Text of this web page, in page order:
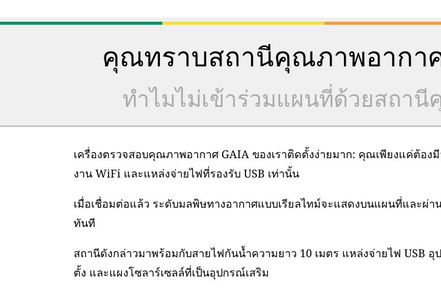
คุณทราบสถานีคุณภาพอากา
ทำไมไม่เข้าร่วมแผนที่ด้วยสถา
เครื่องตรวจสอบคุณภาพอากาศ GAIA ของเราติดตั้งง่ายมาก: คุณเพียงแค่ต้อง
งาน WiFi และแหล่งจ่ายไฟที่รองรับ USB เท่านั้น
เมื่อเชื่อมต่อแล้ว ระดับมลพิษทางอากาศแบบเรียลไทม์จะแสดงบนแผนที่และผ่า
ทันที
สถานีดังกล่าวมาพร้อมกับสายไฟกันน้ำความยาว 10 เมตร แหล่งจ่ายไฟ USB
ตั้ง และแผงโซลาร์เซลล์ที่เป็นอุปกรณ์เสริม